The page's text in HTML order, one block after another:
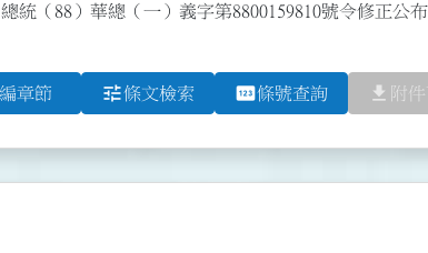
統（88）華總（一）義字第8800159810號令修正公
編章節 tune條文檢索 pin條號查詢 file_download 附